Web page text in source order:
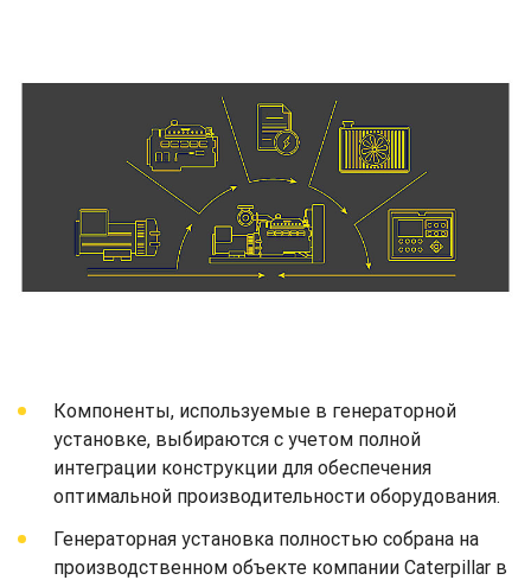
Компоненты, используемые в генераторной
установке, выбираются с учетом полной
интеграции конструкции для обеспечения
оптимальной производительности оборудования.
Генераторная установка полностью собрана на
производственном объекте компании Caterpillar в